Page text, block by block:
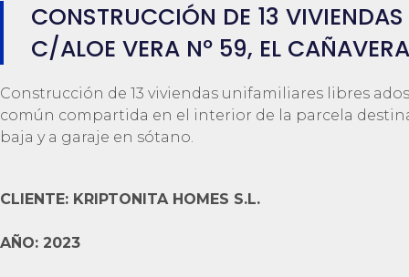
CONSTRUCCIÓN DE 13
C/ALOE VERA Nº 59, EL
Construcción de 13 viviendas unifamiliares libres
común compartida en el interior de la parcela
baja y a garaje en sótano.
CLIENTE: KRIPTONITA HOMES S.L.
AÑO: 2023